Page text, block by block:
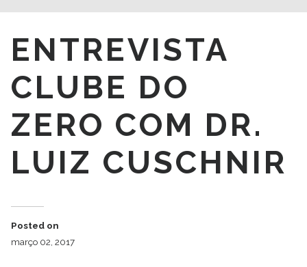
ENTREVISTA
CLUBE DO
ZERO COM DR.
LUIZ CUSCHNIR
Posted on
março 02, 2017